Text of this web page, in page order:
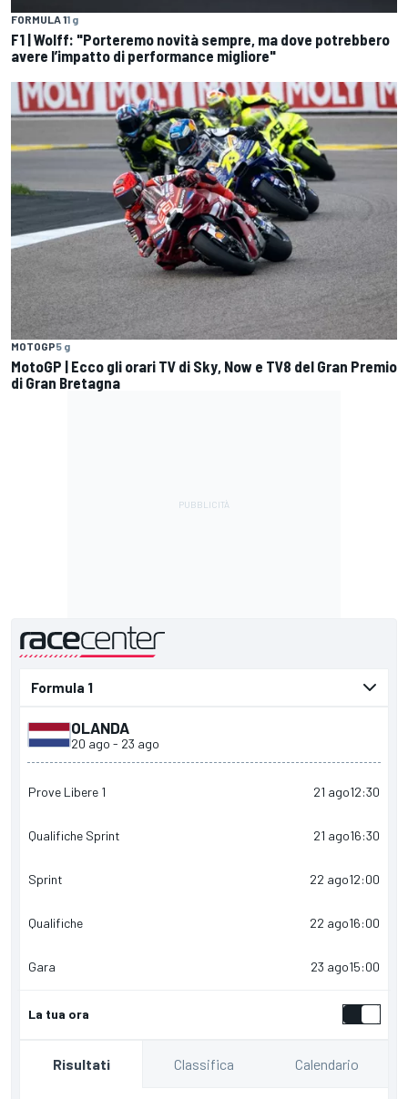
FORMULA 11 g
F1 | Wolff: "Porteremo novità sempre, ma dove potrebbero
avere l’impatto di performance migliore"
MOTOGP5 g
MotoGP | Ecco gli orari TV di Sky, Now e TV8 del Gran Premio
di Gran Bretagna
presentato da
OLANDA
20 ago - 23 ago
Prove Libere 1 21 ago12:30
Qualifiche Sprint 21 ago16:30
Sprint 22 ago12:00
Qualifiche 22 ago16:00
Gara 23 ago15:00
La tua ora
Risultati Classifica Calendario